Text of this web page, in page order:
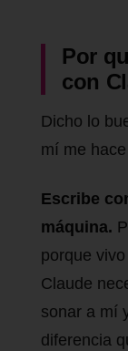
Por
con
Dicho lo
mí me
Escribe
máquina.
porque
Claude
sonar a mí
diferencia